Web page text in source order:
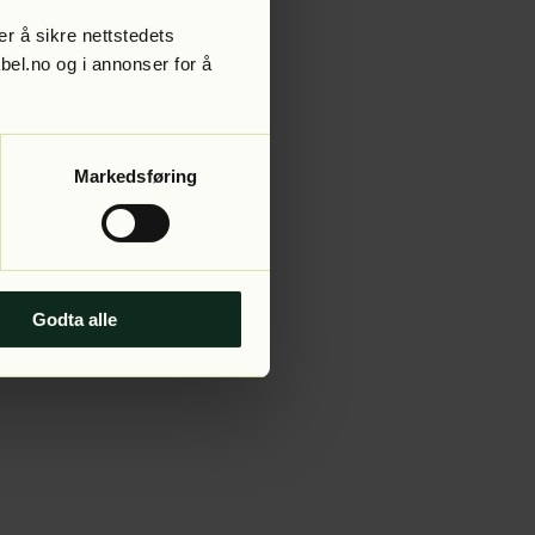
å sikre nettstedets
og i annonser for å
Markedsføring
Godta alle